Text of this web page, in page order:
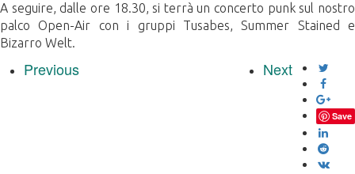
A seguire, dalle ore 18.30, si terrà un concerto punk sul nostro
palco Open-Air con i gruppi Tusabes, Summer Stained e
Bizarro Welt.
Save
Previous Next